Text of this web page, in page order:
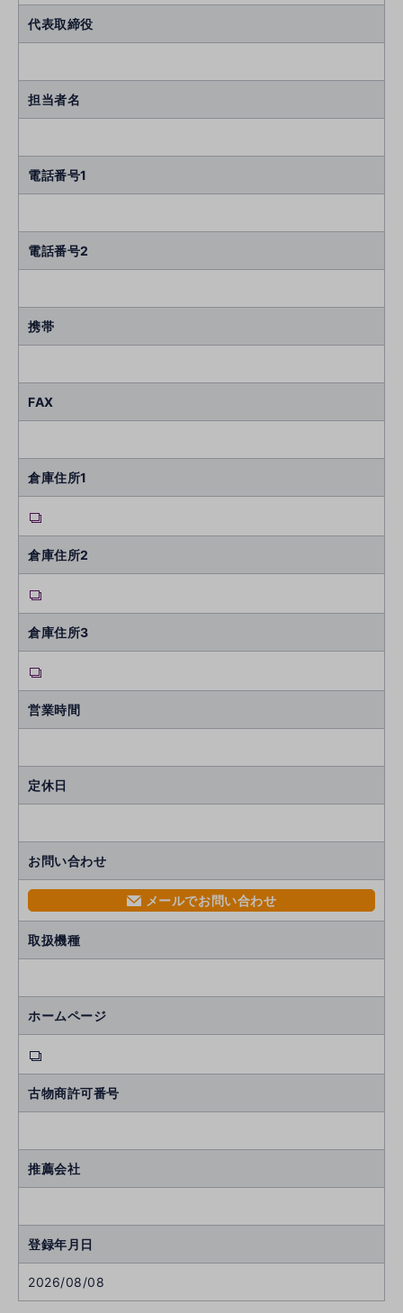
代表取締役
担当者名
電話番号1
電話番号2
携帯
FAX
倉庫住所1
倉庫住所2
倉庫住所3
営業時間
定休日
お問い合わせ
mail メールでお問い合わせ
取扱機種
ホームページ
古物商許可番号
推薦会社
登録年月日
2026/08/08